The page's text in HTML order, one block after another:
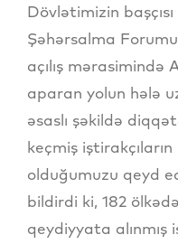
Dövlətimizin
Şəhərsalma
açılış mərasimində
aparan yolun hələ
əsaslı şəkildə
keçmiş
olduğumuzu qeyd
bildirdi ki, 182
qeydiyyata alınmış